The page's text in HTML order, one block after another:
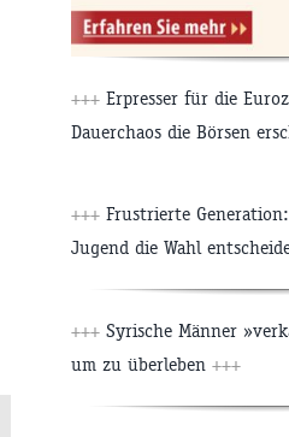
+++ Erpresser für die
Dauerchaos die Börsen
+++ Frustrierte
Jugend die Wahl
+++ Syrische Männer
um zu überleben +++